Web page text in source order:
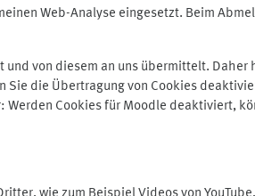
Web-Analyse eingesetzt. Beim
von diesem an uns übermittelt.
die Übertragung von Cookies
Cookies für Moodle deaktiviert,